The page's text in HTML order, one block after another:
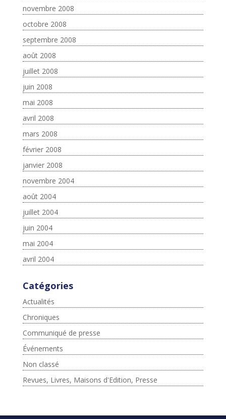
novembre 2008
octobre 2008
septembre 2008
août 2008
juillet 2008
juin 2008
mai 2008
avril 2008
mars 2008
février 2008
janvier 2008
novembre 2004
août 2004
juillet 2004
juin 2004
mai 2004
avril 2004
Catégories
Actualités
Chroniques
Communiqué de presse
Événements
Non classé
Revues, Livres, Maisons d'Edition, Presse